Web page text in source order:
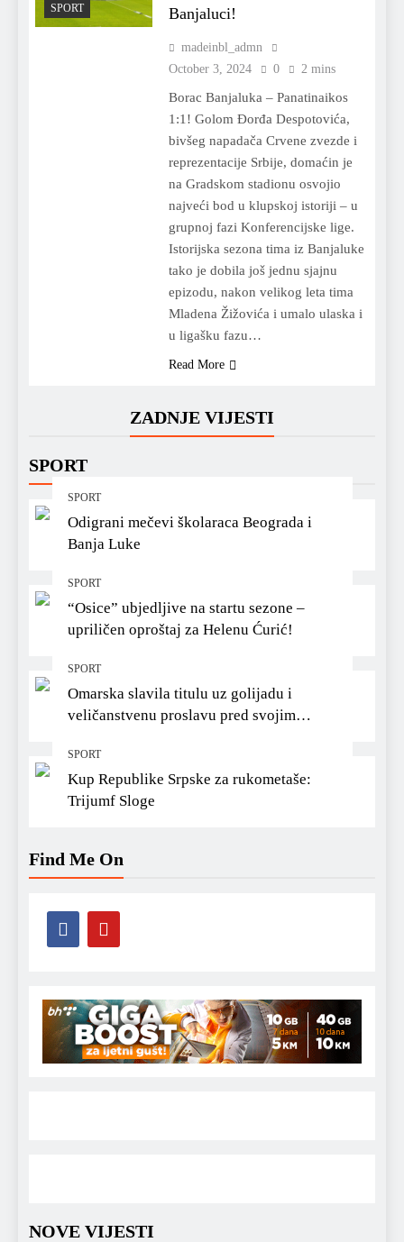
ZADNJE VIJESTI
SPORT
SPORT
Odigrani mečevi školaraca Beograda i
Banja Luke
SPORT
“Osice” ubjedljive na startu sezone –
upriličen oproštaj za Helenu Ćurić!
SPORT
Omarska slavila titulu uz golijadu i
veličanstvenu proslavu pred svojim
SPORT
Kup Republike Srpske za rukometaše:
Trijumf Sloge
SPORT
Banjaluci!
madeinbl_admn
October 3, 2024
0 2 mins
Borac Banjaluka – Panatinaikos
1:1! Golom Đorđa Despotovića,
bivšeg napadača Crvene zvezde i
reprezentacije Srbije, domaćin je
na Gradskom stadionu osvojio
najveći bod u klupskoj istoriji – u
grupnoj fazi Konferencijske lige.
Istorijska sezona tima iz Banjaluke
tako je dobila još jednu sjajnu
epizodu, nakon velikog leta tima
Mladena Žižovića i umalo ulaska i
u ligašku fazu…
Read More
Find Me On
NOVE VIJESTI